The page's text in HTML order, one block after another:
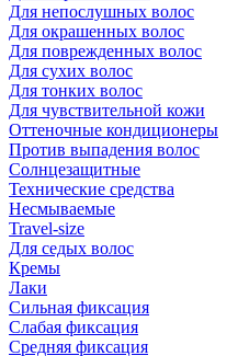
Для непослушных волос
Для окрашенных волос
Для поврежденных волос
Для сухих волос
Для тонких волос
Для чувствительной кожи
Оттеночные кондиционеры
Против выпадения волос
Солнцезащитные
Технические средства
Несмываемые
Travel-size
Для седых волос
Кремы
Лаки
Сильная фиксация
Слабая фиксация
Средняя фиксация